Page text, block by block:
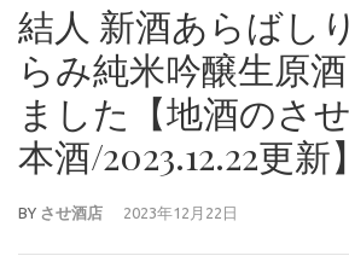
結人 新酒あらばし
らみ純米吟醸生原
ました【地酒のさ
本酒/2023.12.22更新】
BY させ酒店 2023年12月22日